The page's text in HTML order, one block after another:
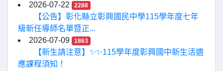
2026-07-22
2288
【公告】彰化縣立彰興國民中學115學年度七年
級新任導師名單暨正...
2026-07-09
1863
【新生請注意】✨✨115學年度彰興國中新生活適
應課程須知！